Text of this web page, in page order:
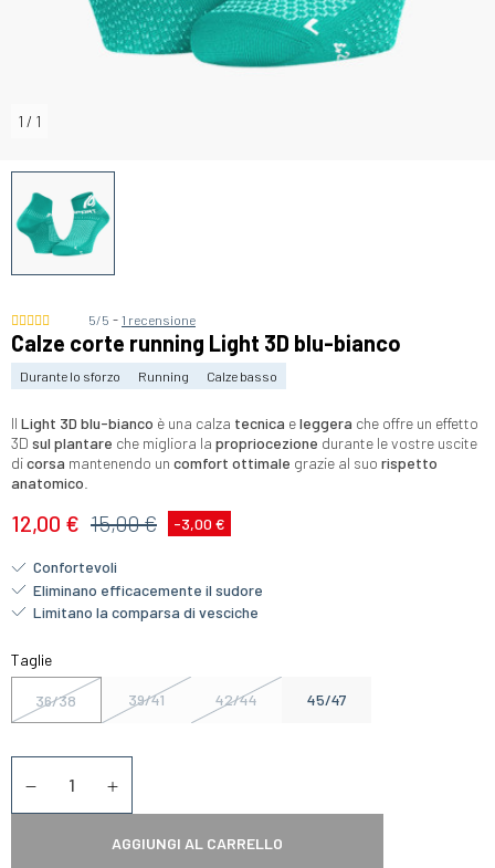
1 / 1
5/5 - 1 recensione
Calze corte running Light 3D blu-bianco
Durante lo sforzo Running Calze basso
Il Light 3D blu-bianco è una calza tecnica eleggera che offre un effetto
3D sul plantare che migliora la propriocezione durante le vostre uscite
dicorsa mantenendo un comfort ottimale grazie al suo rispetto
anatomico.
12,00 € 15,00 € -3,00 €
Confortevoli
Eliminano efficacemente il sudore
Limitano la comparsa di vesciche
Taglie
36/38 39/41 42/44 45/47
AGGIUNGI AL CARRELLO